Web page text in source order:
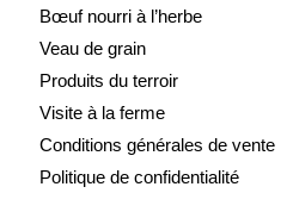
Bœuf nourri à l’herbe
Veau de grain
Produits du terroir
Visite à la ferme
Conditions générales de vente
Politique de confidentialité